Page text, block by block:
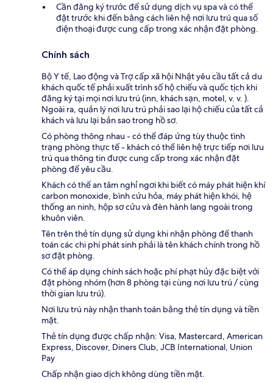
Cần đăng ký trước để sử dụng dịch vụ spa và có thể
đặt trước khi đến bằng cách liên hệ nơi lưu trú qua số
điện thoại được cung cấp trong xác nhận đặt phòng.
Chính sách
Bộ Y tế, Lao động và Trợ cấp xã hội Nhật yêu cầu tất cả du
khách quốc tế phải xuất trình số hộ chiếu và quốc tịch khi
đăng ký tại mọi nơi lưu trú (inn, khách sạn, motel, v. v. ).
Ngoài ra, quản lý nơi lưu trú phải sao lại hộ chiếu của tất cả
khách và lưu lại bản sao trong hồ sơ.
Có phòng thông nhau - có thể đáp ứng tùy thuộc tình
trạng phòng thực tế - khách có thể liên hệ trực tiếp nơi lưu
trú qua thông tin được cung cấp trong xác nhận đặt
phòng để yêu cầu.
Khách có thể an tâm nghỉ ngơi khi biết có máy phát hiện khí
carbon monoxide, bình cứu hỏa, máy phát hiện khói, hệ
thống an ninh, hộp sơ cứu và đèn hành lang ngoài trong
khuôn viên.
Tên trên thẻ tín dụng sử dụng khi nhận phòng để thanh
toán các chi phí phát sinh phải là tên khách chính trong hồ
sơ đặt phòng.
Có thể áp dụng chính sách hoặc phí phạt hủy đặc biệt với
đặt phòng nhóm (hơn 8 phòng tại cùng nơi lưu trú / cùng
thời gian lưu trú).
Nơi lưu trú này nhận thanh toán bằng thẻ tín dụng và tiền
mặt.
Thẻ tín dụng được chấp nhận: Visa, Mastercard, American
Express, Discover, Diners Club, JCB International, Union
Pay
Chấp nhận giao dịch không dùng tiền mặt.